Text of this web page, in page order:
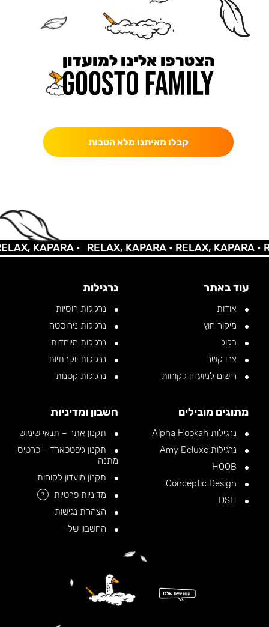
הצטרפו אלינו למועדון
קבלו מאיתנו מלא הטבות
KAPARA • RELAX, KAPARA •RELAX, KAPARA •
עוד באתר
אודות
מיקור חוץ
בלוג
צרו קשר
רישום למועדון לקוחות
נרגילות
נרגילות רוסיות
נרגילות נירוסטה
נרגילות מיוחדות
נרגילות יוקרתיות
נרגילות קטנות
מתוגים מובילים
נרגילות Alpha Hookah
נרגילות Amy Deluxe
חשבון ומדיניות
תקנון אתר – תנאי שימוש
תקנון גיפטכארד – כרטיס
מתנה
תקנון מועדון לקוחות
מדיניות פרטיות
?
הצהרת נגישות
החשבון שלי